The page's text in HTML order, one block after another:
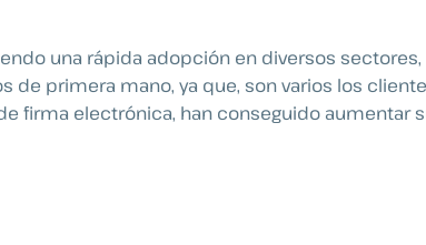
una rápida adopción en diversos
de primera mano, ya que, son varios los
firma electrónica, han conseguido aumentar